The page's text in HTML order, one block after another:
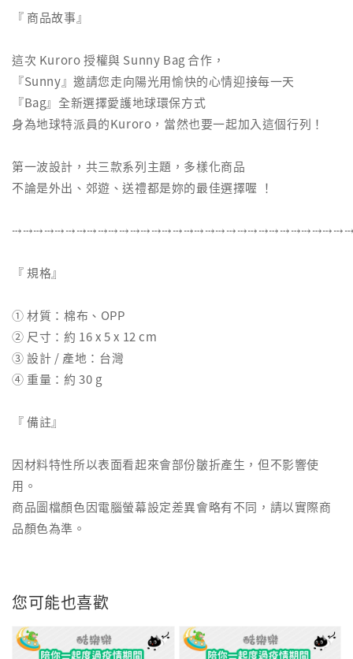
『 商品故事』
這次 Kuroro 授權與 Sunny Bag 合作，
『Sunny』邀請您走向陽光用愉快的心情迎接每一天
『Bag』全新選擇愛護地球環保方式
身為地球特派員的Kuroro，當然也要一起加入這個行列！
第一波設計，共三款系列主題，多樣化商品
不論是外出、郊遊、送禮都是妳的最佳選擇喔 ！
『 規格』
① 材質：棉布、OPP
② 尺寸：約 16 x 5 x 12 cm
③ 設計 / 產地：台灣
④ 重量：約 30 g
『 備註』
因材料特性所以表面看起來會部份皺折產生，但不影響使
用。
商品圖檔顏色因電腦螢幕設定差異會略有不同，請以實際商
品顏色為準。
您可能也喜歡